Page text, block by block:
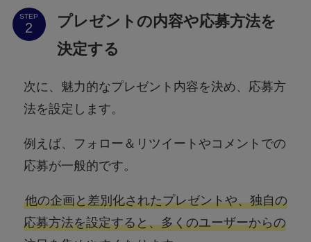
STEP
プレゼントの内容や応募方法を
決定する
次に、魅力的なプレゼント内容を決め、応募方
法を設定します。
例えば、フォロー＆リツイートやコメントでの
応募が一般的です。
他の企画と差別化されたプレゼントや、独自の
応募方法を設定すると、多くのユーザーからの